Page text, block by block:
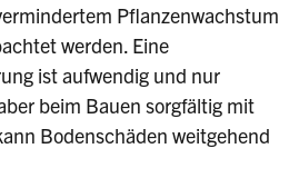
Pflanzenwachstum
werden. Eine
ist aufwendig und nur
beim Bauen sorgfältig mit
Bodenschäden weitgehend